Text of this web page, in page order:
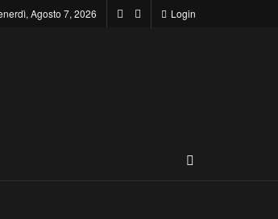
Agosto 7, 2026 Login